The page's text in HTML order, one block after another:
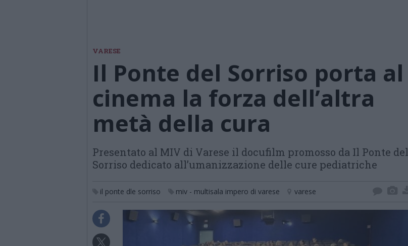
VARESE
Il Ponte del Sorriso porta al
cinema la forza dell’altra
metà della cura
Presentato al MIV di Varese il docufilm promosso da Il Ponte del
Sorriso dedicato all’umanizzazione delle cure pediatriche
il ponte dle sorriso miv - multisala impero di varese varese